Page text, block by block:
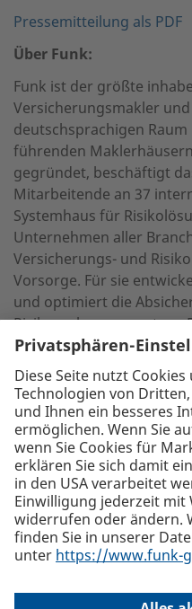
Pressemitteilung als PDF
Über Funk:
Funk ist der größte
Versicherungsmakler
deutschsprachigen
führenden
gegründet, beschäftigt
Mitarbeitende an 37
Systemhaus für
Unternehmen aller
Versicherungs- und
Vorsorge. Für sie
und optimiert die
Risiken – konsequent
Zurück zur Listenansicht
Die beste
+43 1 58910-0
Standorte